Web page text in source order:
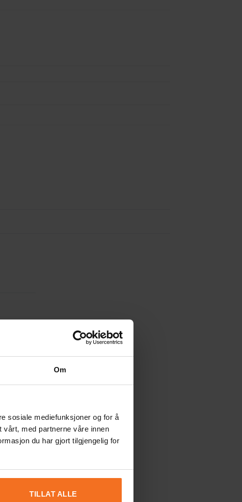
Om
sosiale mediefunksjoner og for å
med partnerne våre innen
du har gjort tilgjengelig for
TILLAT ALLE